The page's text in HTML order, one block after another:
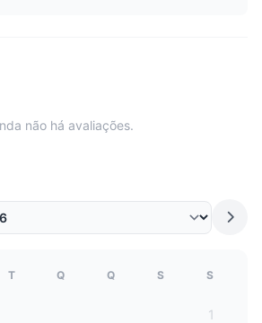
não há avaliações.
T Q Q S S
1